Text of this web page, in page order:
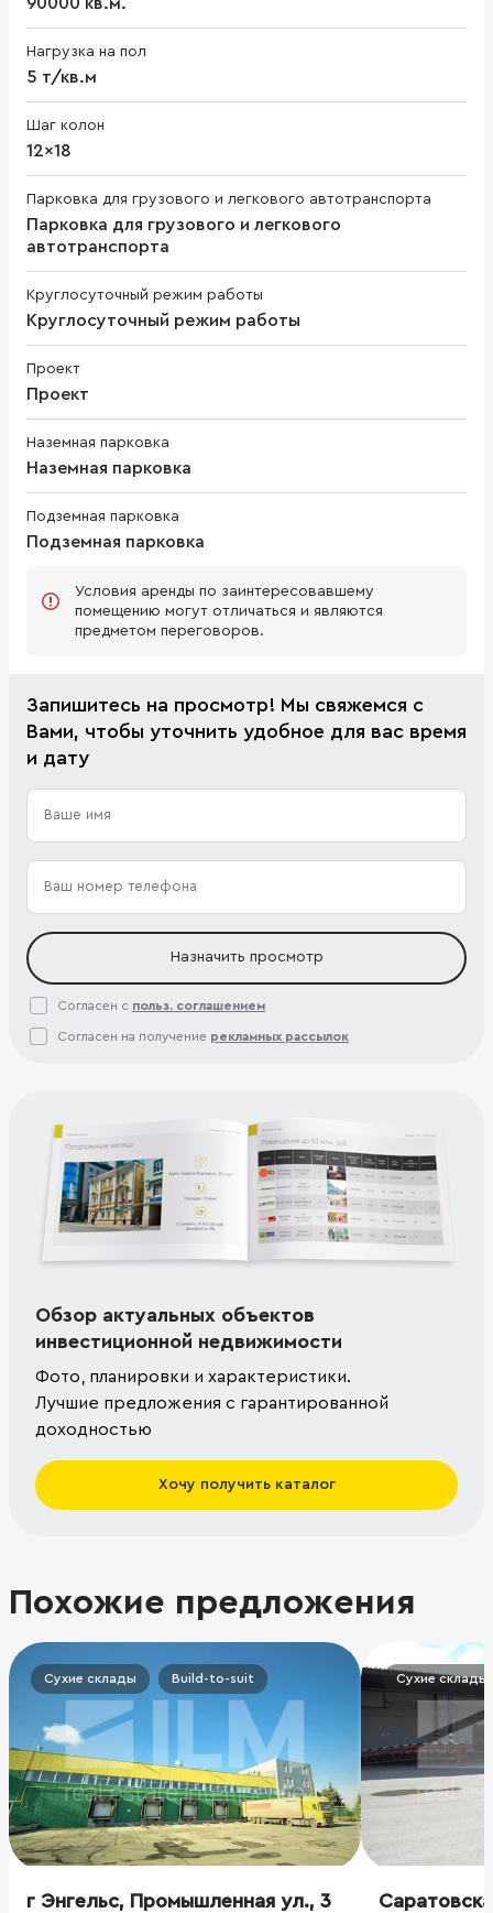
Нагрузка на пол
5 т/кв.м
Шаг колон
12x18
Парковка для грузового и легкового автотранспорта
Парковка для грузового и легкового
автотранспорта
Круглосуточный режим работы
Круглосуточный режим работы
Проект
Проект
Наземная парковка
Наземная парковка
Подземная парковка
Подземная парковка
Условия аренды по заинтересовавшему
помещению могут отличаться и являются
предметом переговоров.
Запишитесь на просмотр! Мы свяжемся с
Вами, чтобы уточнить удобное для вас время
и дату
Назначить просмотр
Согласен с польз. соглашением
Согласен на получение рекламных рассылок
Обзор актуальных объектов
инвестиционной недвижимости
Фото, планировки и характеристики.
Лучшие предложения с гарантированной
доходностью
Хочу получить каталог
Похожие предложения
Сухие склады Build-to-suit
г Энгельс, Промышленная ул., 3
Сухие склады